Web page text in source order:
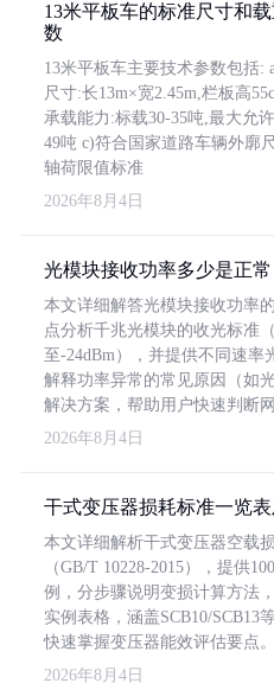
13米平板车的标准尺寸和
数
13米平板车主要技术参数包括:
尺寸:长13m×宽2.45m,栏板高
承载能力:标载30-35吨,最大允
49吨 c)符合国家道路车辆外廓
轴荷限值标准
2026年8月4日
光模块接收功率多少是正常
本文详细解答光模块接收功率
点分析千兆光模块的收光标准
至-24dBm），并提供不同速
解释功率异常的常见原因（如
解决方案，帮助用户快速判断
2026年8月4日
干式变压器损耗标准一览
本文详细解析干式变压器空载
（GB/T 10228-2015），提供
例，分步骤说明变损计算方法
实例表格，涵盖SCB10/SCB13
快速掌握变压器能效评估要点。
2026年8月4日